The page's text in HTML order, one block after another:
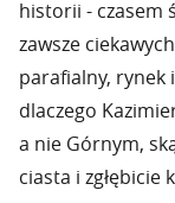
historii - czasem
zawsze
parafialny, rynek i
dlaczego
a nie Górnym,
ciasta i zgłębicie